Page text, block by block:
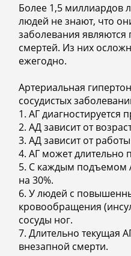
Более 1,5 миллиардов
людей не знают, что
заболевания
смертей. Из них
ежегодно.
Артериальная
сосудистых
1. АГ диагностируется
2. АД зависит от
3. АД зависит от
4. АГ может длительно
5. С каждым подъемом
на 30%.
6. У людей с
кровообращения
сосуды ног.
7. Длительно текущая
внезапной смерти.